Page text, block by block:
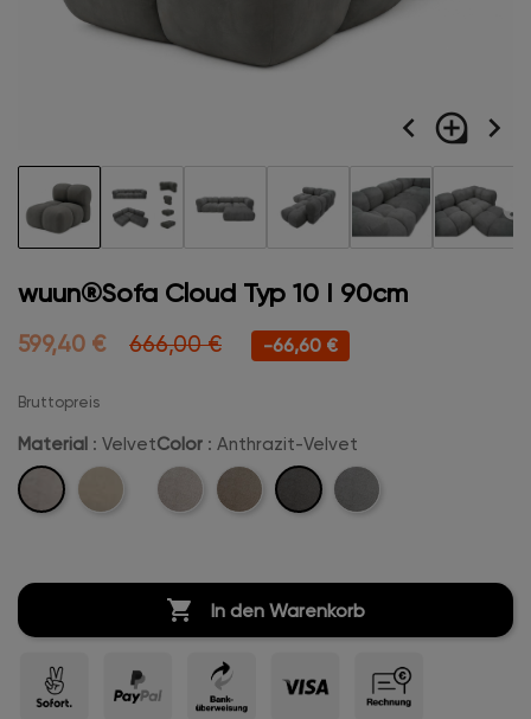
navigate_before loupe navigate_next
wuun®Sofa Cloud Typ 10 I 90cm
599,40 € 666,00 € -66,60 €
Bruttopreis
Material : Velvet
Velvet Boucle
Color : Anthrazit-Velvet
Beige-
Camel-Anthrazit-
Velvet
Hellgrau-
 In den Warenkorb